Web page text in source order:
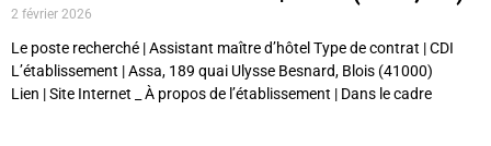
2 février 2026
Le poste recherché | Assistant maître d’hôtel Type de contrat | CDI
L’établissement | Assa, 189 quai Ulysse Besnard, Blois (41000)
Lien | Site Internet _ À propos de l’établissement | Dans le cadre